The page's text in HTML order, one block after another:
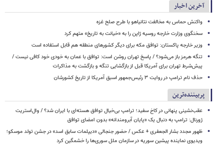
آخرین اخبار
واکنش حماس به مخالفت نتانیاهو با طرح صلح غزه
سخنگوی وزارت خارجه روسیه ژاپن را به «خیانت به تاریخ» متهم کرد
وزیر خارجه پاکستان: توافق مکه برای دیگر کشورهای منطقه هم قابل استفاده است
تنگه هرمز باز می‌شود؟ / پاسخ تهران روشن است: توافق با عمان به خودی خود کافی نیست /
پیش‌شرط تهران برای آمریکا قبل از بازگشایی تنگه و بازگشت به مذاکرات
حذف نام ترامپ در روایت ۳ رئیس‌جمهور اسبق آمریکا از تاریخ کشورشان
پربیننده‌ترین
عقب‌نشینی پنهانی در کاخ سفید؛ ترامپ بی‌خیال توافق هسته‌ای با ایران شد؟ / وال‌استریت
ژورنال: ترامپ به دنبال یک «پایان آبرومندانه» بدون امضای توافق
ظهور مجدد بشار الجعفری + عکس / حضور جنجالی «دیپلمات سابق اسد» در جشن تولد موسکو؛
ویدیوی نماینده پیشین سوریه در سازمان ملل سوری‌ها را خشمگین کرد